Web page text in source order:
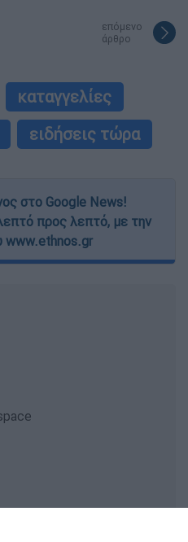
επόμενο
άρθρο
καταγγελίες
ειδήσεις τώρα
στο Google News!
προς λεπτό, με την
www.ethnos.gr